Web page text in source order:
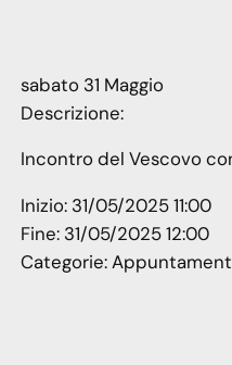
sabato 31 Maggio
Descrizione:
Incontro del Vescovo
Inizio: 31/05/2025 11:00
Fine: 31/05/2025 12:00
Categorie: